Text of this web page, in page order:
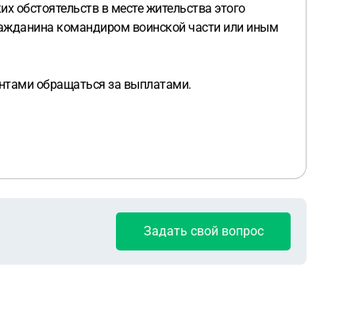
обстоятельств в месте жительства этого
командиром воинской части или иным
обращаться за выплатами.
Задать свой вопрос